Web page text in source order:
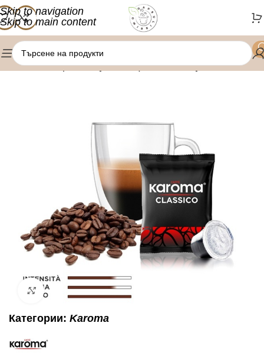
Skip to navigation
Skip to main content
Начало/Кафе капсули/Nespresso капсули
Click to enlarge
Категории: Karoma